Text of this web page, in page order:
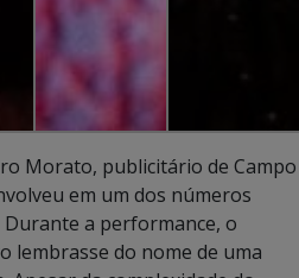
Morato, publicitário de Campo
em um dos números
a performance, o
lembrasse do nome de uma